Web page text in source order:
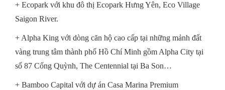
+ Ecopark với khu đô thị Ecopark Hưng Yên, Eco Village
Saigon River.
+ Alpha King với dòng căn hộ cao cấp tại những mảnh đất
vàng trung tâm thành phố Hồ Chí Minh gồm Alpha City tại
số 87 Cống Quỳnh, The Centennial tại Ba Son…
+ Bamboo Capital với dự án Casa Marina Premium